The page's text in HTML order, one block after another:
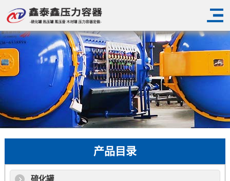
产品目录
硫化罐